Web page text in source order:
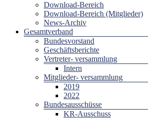
Download-Bereich
Download-Bereich (Mitglieder)
News-Archiv
Gesamtverband
Bundesvorstand
Geschäftsberichte
Vertreter- versammlung
Intern
Mitglieder- versammlung
2019
2022
Bundesausschüsse
KR-Ausschuss